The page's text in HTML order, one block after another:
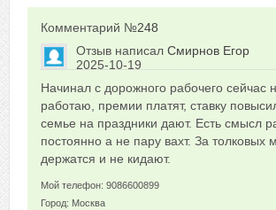
Комментарий №248
Отзыв написал Смирнов Егор
2025-10-19
0
Сказать
Начинал с дорожного рабочего сейчас
работаю, премии платят, ставку
семье на праздники дают. Есть смысл
постоянно а не пару вахт. За толковых
держатся и не кидают.
Мой телефон: 9086600899
Город: Москва